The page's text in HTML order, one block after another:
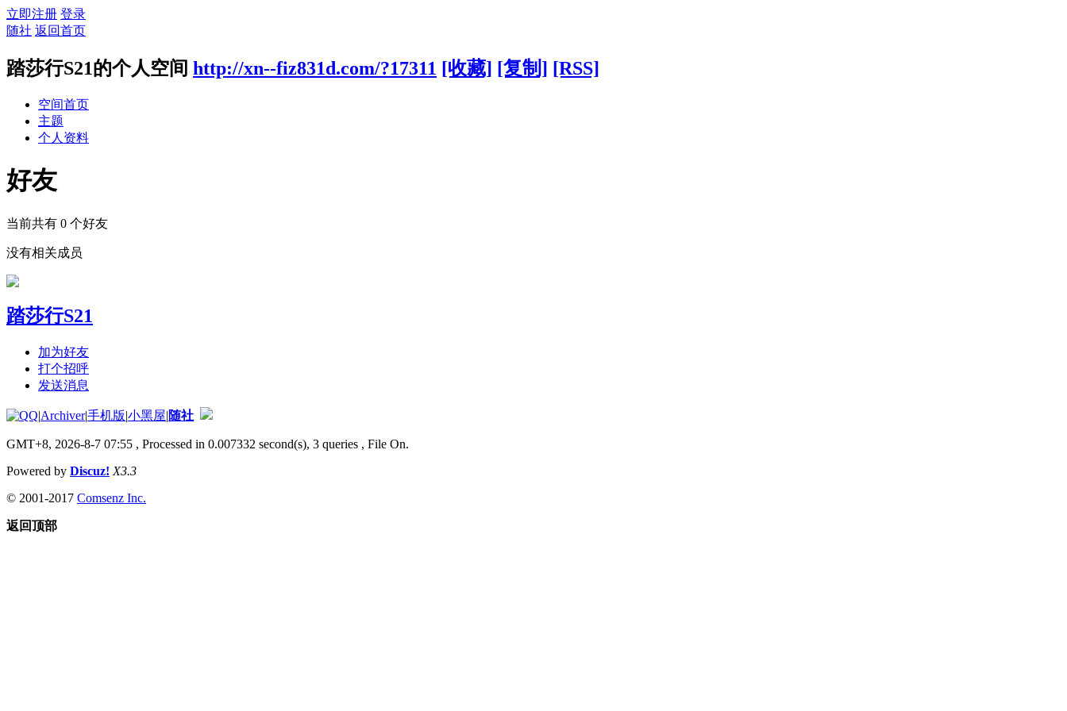
立即注册 登录
随社 返回首页
踏莎行S21的个人空间 http://xn--fiz831d.com/?17311 [收藏] [复制] [RSS]
空间首页
主题
个人资料
好友
当前共有 0 个好友
没有相关成员
踏莎行S21
加为好友
打个招呼
发送消息
|Archiver|手机版|小黑屋|随社
GMT+8, 2026-8-7 07:55 , Processed in 0.007332 second(s), 3 queries , File On.
Powered by Discuz! X3.3
© 2001-2017 Comsenz Inc.
返回顶部